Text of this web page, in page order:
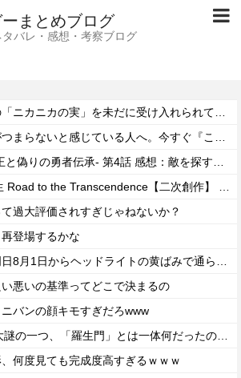
まとめブログ
バレ・感想・考察ブログ
過大評価されすぎじゃねないか？
再登場するかな
悪いの基準ってどこで決まるの
ニバンの顔キモすぎだろwww
、何度見ても完成度高すぎるｗｗｗ